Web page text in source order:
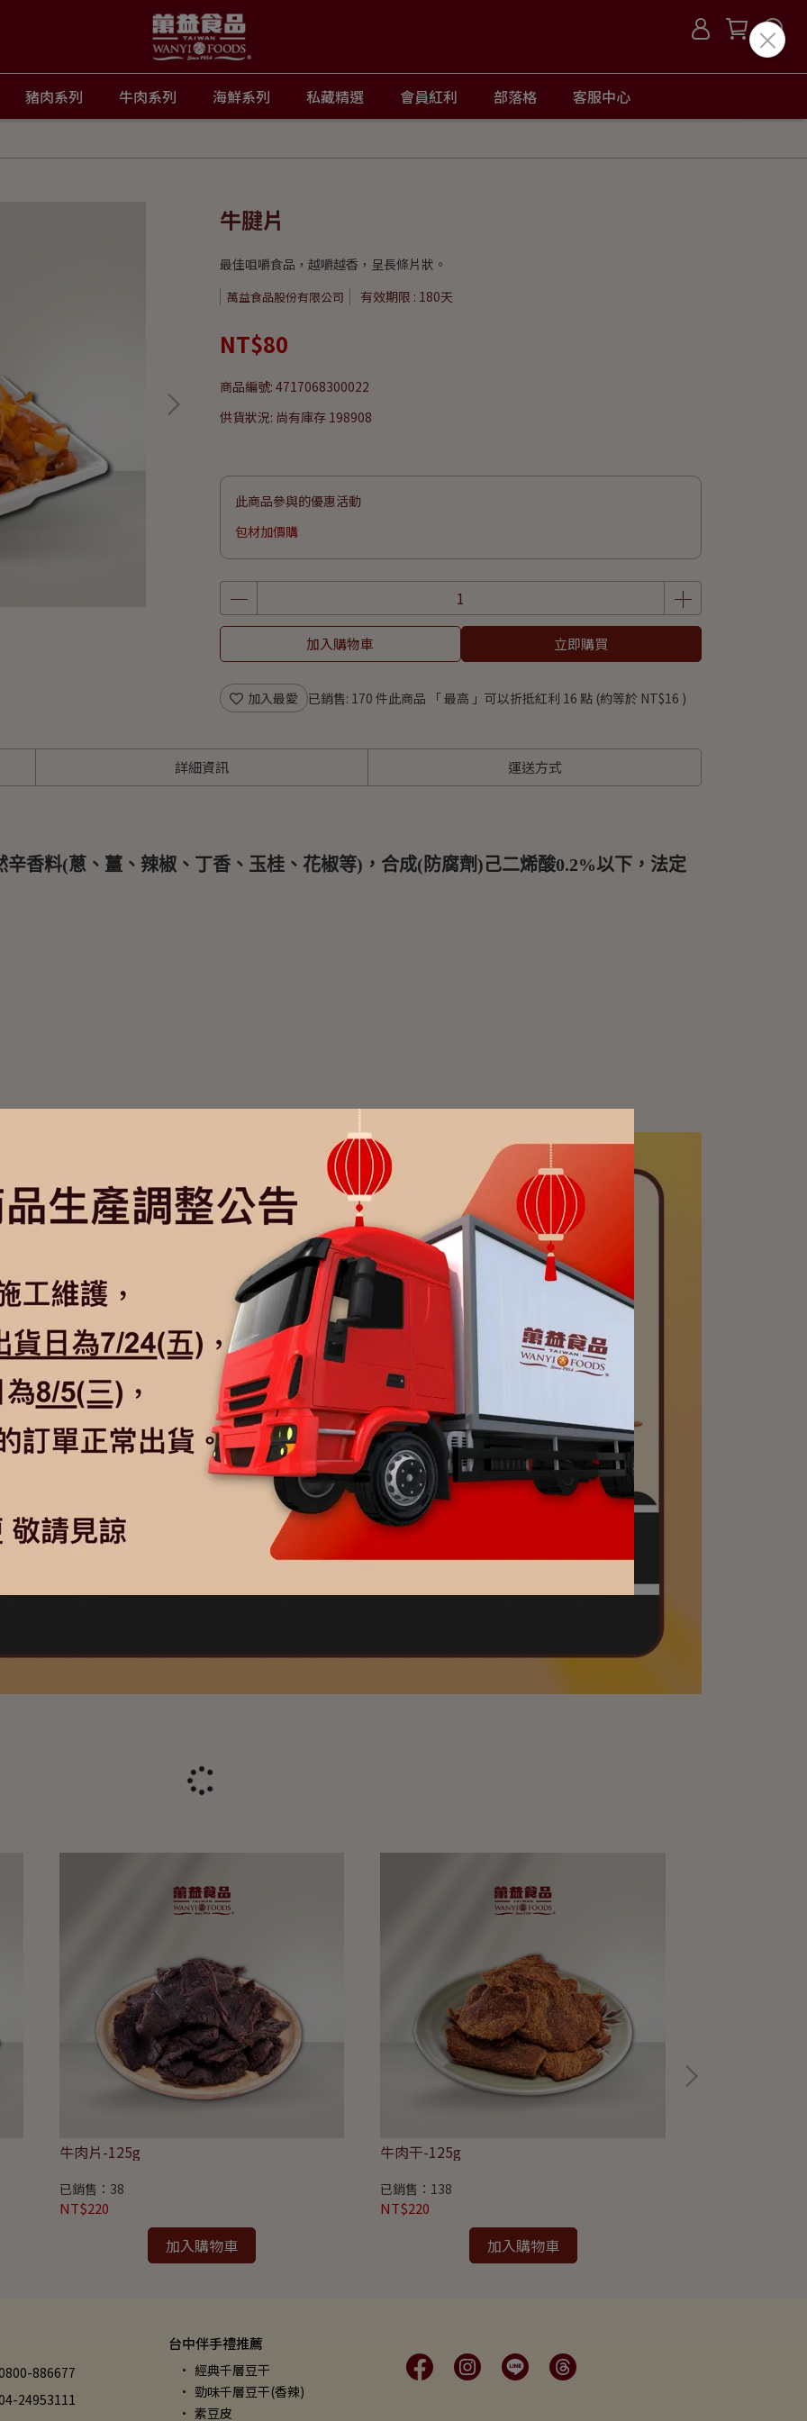
豬肉系列 牛肉系列 海鮮系列 私藏精選 會員紅利 部落格 客服中心
牛腱片
最佳咀嚼食品，越嚼越香，呈長條片狀。
萬益食品股份有限公司 有效期限 : 180天
NT$80
商品編號: 4717068300022
供貨狀況: 尚有庫存 198908
此商品參與的優惠活動
包材加價購
加入購物車 立即購買
加入最愛 已銷售: 170 件此商品 「 最高 」可以折抵紅利 16 點 (約等於 NT$16 )
詳細資訊 運送方式
香料(蔥、薑、辣椒、丁香、玉桂、花椒等)，合成(防腐劑)己二烯酸0.2%以下，法定
牛肉片-125g
已銷售：38
NT$220
加入購物車
牛肉干-125g
已銷售：138
NT$220
加入購物車
886677
24953111
台中伴手禮推薦
經典千層豆干
勁味千層豆干(香辣)
素豆皮